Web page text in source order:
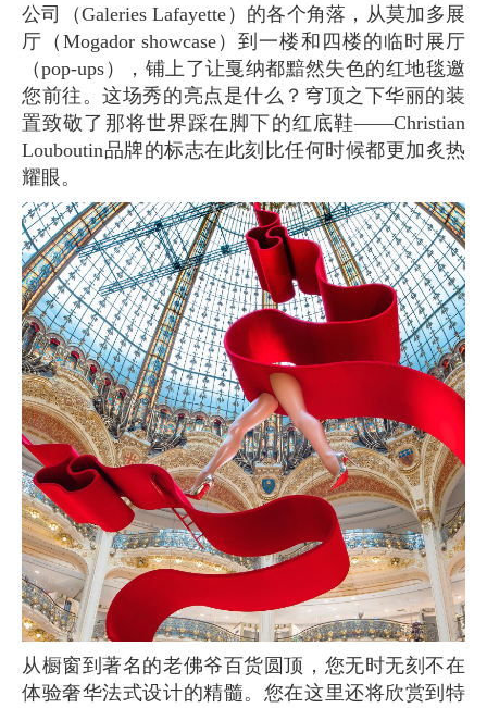
公司（Galeries Lafayette）的各个角落，从莫加多展
厅（Mogador showcase）到一楼和四楼的临时展厅
（pop-ups），铺上了让戛纳都黯然失色的红地毯邀
您前往。这场秀的亮点是什么？穹顶之下华丽的装
置致敬了那将世界踩在脚下的红底鞋——Christian
Louboutin品牌的标志在此刻比任何时候都更加炙热
耀眼。
从橱窗到著名的老佛爷百货圆顶，您无时无刻不在
体验奢华法式设计的精髓。您在这里还将欣赏到特